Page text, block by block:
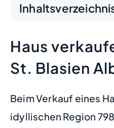
Haus
St. Blasien
Beim Verkauf eines
idyllischen Region